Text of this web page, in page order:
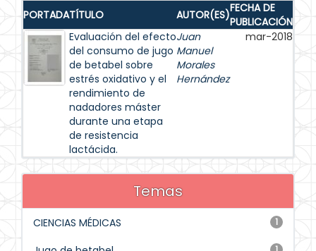
PORTADATÍTULO AUTOR(ES)FECHA DE
PUBLICACIÓN
Evaluación del efecto
del consumo de jugo
de betabel sobre
estrés oxidativo y el
rendimiento de
nadadores máster
durante una etapa
de resistencia
lactácida.
Juan
Manuel
Morales
Hernández
mar-2018
Temas
1
CIENCIAS MÉDICAS